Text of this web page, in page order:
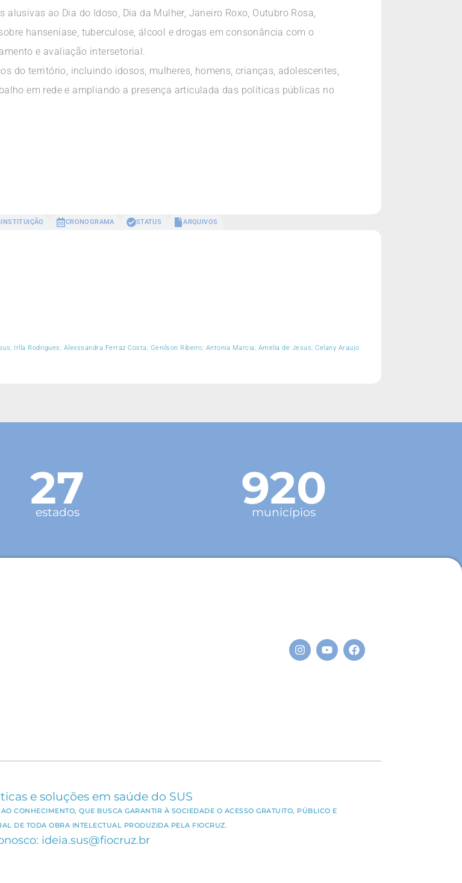
ao Dia do Idoso, Dia da Mulher, Janeiro Roxo, Outubro Rosa,
hanseníase, tuberculose, álcool e drogas em consonância com o
e avaliação intersetorial.
do território, incluindo idosos, mulheres, homens, crianças, adolescentes,
em rede e ampliando a presença articulada das políticas públicas no
INSTITUIÇÃO CRONOGRAMA STATUS ARQUIVOS
Irlla Rodrigues; Alexssandra Ferraz Costa; Genilson Ribeiro; Antonia Marcia; Amelia de Jesus; Celany Araujo.
27
estados 920
municípios
e soluções em saúde do SUS
CONHECIMENTO, QUE BUSCA GARANTIR À SOCIEDADE O ACESSO GRATUITO, PÚBLICO E
DE TODA OBRA INTELECTUAL PRODUZIDA PELA FIOCRUZ.
ideia.sus@fiocruz.br